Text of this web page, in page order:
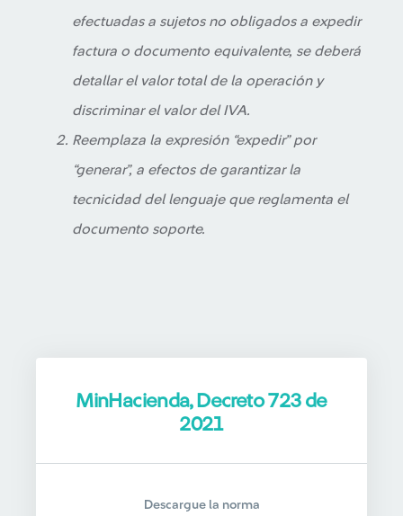
efectuadas a sujetos no obligados a expedir
factura o documento equivalente, se deberá
detallar el valor total de la operación y
discriminar el valor del IVA.
Reemplaza la expresión “expedir” por
“generar”, a efectos de garantizar la
tecnicidad del lenguaje que reglamenta el
documento soporte.
MinHacienda, Decreto 723 de
2021
Descargue la norma